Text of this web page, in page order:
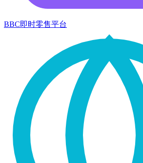
BBC即时零售平台